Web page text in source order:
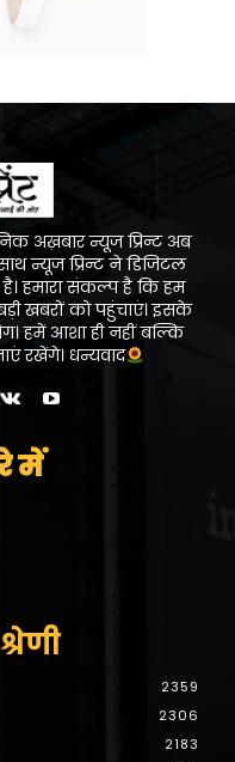
अख़बार न्यूज प्रिन्ट अब
न्यूज प्रिन्ट ने डिजिटल
हमारा संकल्प है कि हम
खबरों को पहुंचाएं। इसके
हमें आशा ही नहीं बल्कि
रखेंगे। धन्यवाद
में
2359
2306
2183